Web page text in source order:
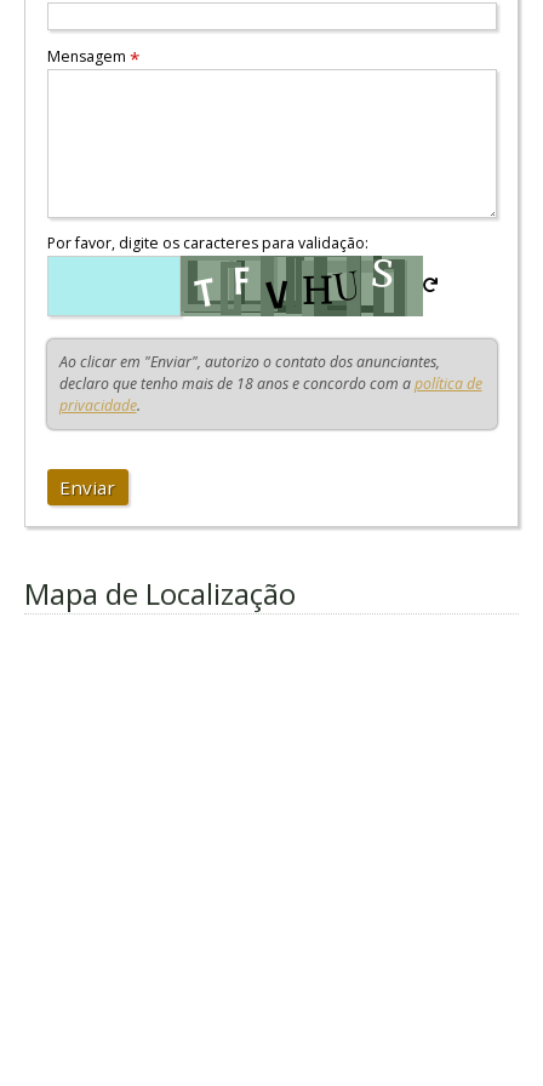
Mensagem *
Por favor, digite os caracteres para validação:
Ao clicar em "Enviar", autorizo o contato dos anunciantes,
declaro que tenho mais de 18 anos e concordo com apolítica de
privacidade.
Enviar
Mapa de Localização